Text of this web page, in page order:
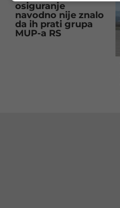
osiguranje
navodno nije znalo
da ih prati grupa
MUP-a RS